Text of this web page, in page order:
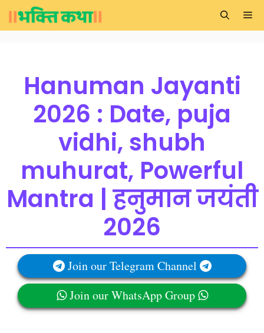
to
Hanuman Jayanti
2026 : Date, puja
vidhi, shubh
muhurat, Powerful
Mantra | हनुमान जयंती
2026
Join our Telegram Channel
Join our WhatsApp Group